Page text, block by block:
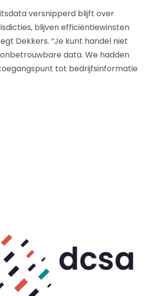
versnipperd blijft over
blijven efficiëntiewinsten
Dekkers. “Je kunt handel niet
data. We hadden
tot bedrijfsinformatie